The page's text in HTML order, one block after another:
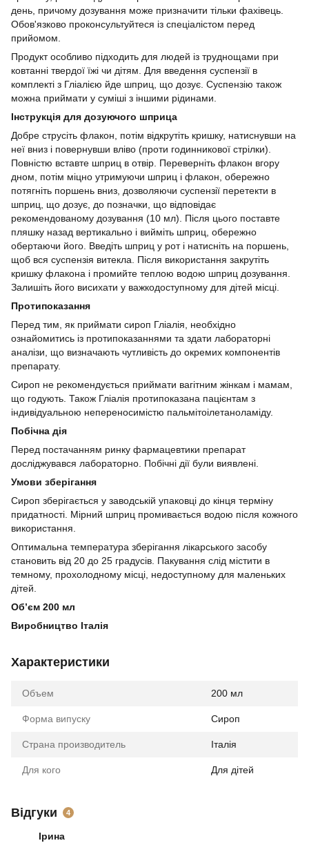
день, причому дозування може призначити тільки фахівець.
Обов'язково проконсультуйтеся із спеціалістом перед
прийомом.
Продукт особливо підходить для людей із труднощами при
ковтанні твердої їжі чи дітям. Для введення суспензії в
комплекті з Гліалією йде шприц, що дозує. Суспензію також
можна приймати у суміші з іншими рідинами.
Інструкція для дозуючого шприца
Добре струсіть флакон, потім відкрутіть кришку, натиснувши на
неї вниз і повернувши вліво (проти годинникової стрілки).
Повністю вставте шприц в отвір. Переверніть флакон вгору
дном, потім міцно утримуючи шприц і флакон, обережно
потягніть поршень вниз, дозволяючи суспензії перетекти в
шприц, що дозує, до позначки, що відповідає
рекомендованому дозування (10 мл). Після цього поставте
пляшку назад вертикально і вийміть шприц, обережно
обертаючи його. Введіть шприц у рот і натисніть на поршень,
щоб вся суспензія витекла. Після використання закрутіть
кришку флакона і промийте теплою водою шприц дозування.
Залишіть його висихати у важкодоступному для дітей місці.
Протипоказання
Перед тим, як приймати сироп Гліалія, необхідно
ознайомитись із протипоказаннями та здати лабораторні
аналізи, що визначають чутливість до окремих компонентів
препарату.
Сироп не рекомендується приймати вагітним жінкам і мамам,
що годують. Також Гліалія протипоказана пацієнтам з
індивідуальною непереносимістю пальмітоілетаноламіду.
Побічна дія
Перед постачанням ринку фармацевтики препарат
досліджувався лабораторно. Побічні дії були виявлені.
Умови зберігання
Сироп зберігається у заводській упаковці до кінця терміну
придатності. Мірний шприц промивається водою після кожного
використання.
Оптимальна температура зберігання лікарського засобу
становить від 20 до 25 градусів. Пакування слід містити в
темному, прохолодному місці, недоступному для маленьких
дітей.
Обʼєм 200 мл
Виробництво Італія
Характеристики
Объем 200 мл
Форма випуску Сироп
Страна производитель Італія
Для кого Для дітей
Відгуки 4
Ірина